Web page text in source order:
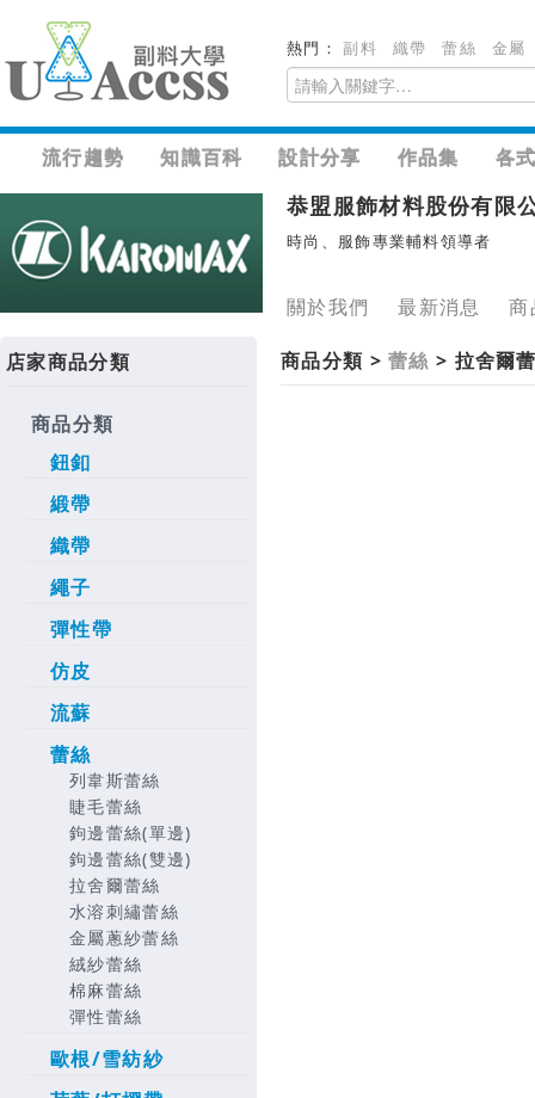
熱門：副料 織帶 蕾絲 金屬
流行趨勢 知識百科 設計分享 作品集 各
恭盟服飾材料股份有限
時尚、服飾專業輔料領導者
關於我們 最新消息 商
店家商品分類
商品分類
鈕釦
緞帶
織帶
繩子
彈性帶
仿皮
流蘇
蕾絲
列韋斯蕾絲
睫毛蕾絲
鉤邊蕾絲(單邊)
鉤邊蕾絲(雙邊)
拉舍爾蕾絲
水溶刺繡蕾絲
金屬蔥紗蕾絲
絨紗蕾絲
棉麻蕾絲
彈性蕾絲
歐根/雪紡紗
商品分類 >蕾絲 > 拉舍爾